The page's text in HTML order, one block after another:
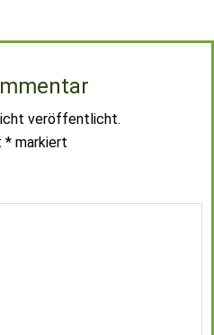
veröffentlicht.
* markiert